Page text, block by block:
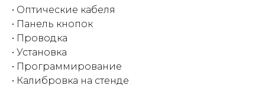
• Оптические кабеля
• Панель кнопок
• Проводка
• Установка
• Программирование
• Калибровка на стенде